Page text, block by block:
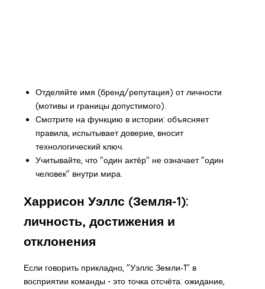
Отделяйте имя (бренд/репутация) от личности
(мотивы и границы допустимого).
Смотрите на функцию в истории: объясняет
правила, испытывает доверие, вносит
технологический ключ.
Учитывайте, что "один актёр" не означает "один
человек" внутри мира.
Харрисон Уэллс (Земля‑1):
личность, достижения и
отклонения
Если говорить прикладно, "Уэллс Земли‑1" в
восприятии команды - это точка отсчёта: ожидание,